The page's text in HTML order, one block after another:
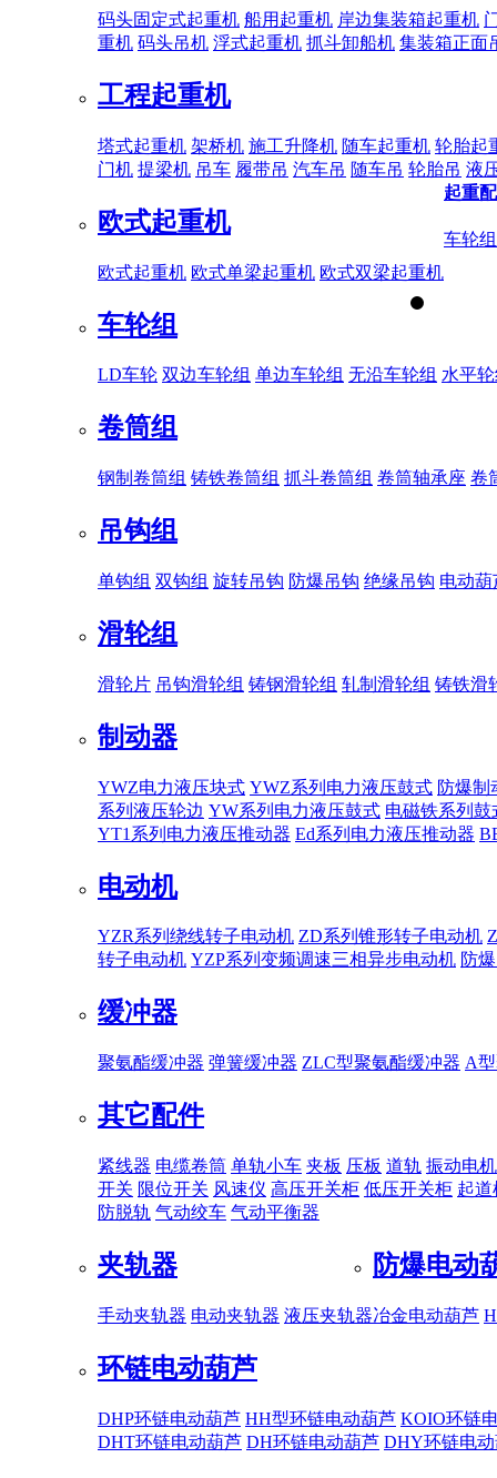
码头固定式起重机 船用起重机 岸边集装箱起重机
重机 码头吊机 浮式起重机 抓斗卸船机 集装箱正面
工程起重机
塔式起重机 架桥机 施工升降机 随车起重机 轮胎起
门机 提梁机 吊车 履带吊 汽车吊 随车吊 轮胎吊 液
欧式起重机
欧式起重机 欧式单梁起重机 欧式双梁起重机
起重
车轮组
车轮组
LD车轮 双边车轮组 单边车轮组 无沿车轮组 水平
卷筒组
钢制卷筒组 铸铁卷筒组 抓斗卷筒组 卷筒轴承座 卷
吊钩组
单钩组 双钩组 旋转吊钩 防爆吊钩 绝缘吊钩 电动
滑轮组
滑轮片 吊钩滑轮组 铸钢滑轮组 轧制滑轮组 铸铁滑
制动器
YWZ电力液压块式 YWZ系列电力液压鼓式 防爆制
系列液压轮边 YW系列电力液压鼓式 电磁铁系列鼓
YT1系列电力液压推动器 Ed系列电力液压推动器
电动机
YZR系列绕线转子电动机 ZD系列锥形转子电动机
转子电动机 YZP系列变频调速三相异步电动机 防
缓冲器
聚氨酯缓冲器 弹簧缓冲器 ZLC型聚氨酯缓冲器 A
其它配件
紧线器 电缆卷筒 单轨小车 夹板 压板 道轨 振动电机
开关 限位开关 风速仪 高压开关柜 低压开关柜 起道
防脱轨 气动绞车 气动平衡器
夹轨器
手动夹轨器 电动夹轨器 液压夹轨器
防爆电动
冶金电动葫芦
环链电动葫芦
DHP环链电动葫芦 HH型环链电动葫芦 KOIO环链
DHT环链电动葫芦 DH环链电动葫芦 DHY环链电